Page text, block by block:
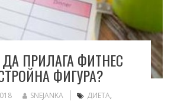
ПРИЛАГА ФИТНЕС
ФИГУРА?
SNEJANKA ДИЕТА,